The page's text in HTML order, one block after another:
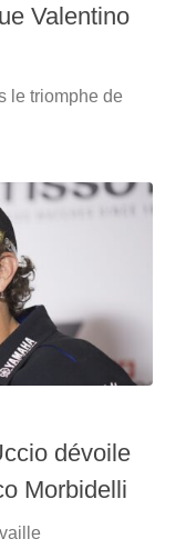
Valentino
le triomphe de
dévoile
Morbidelli